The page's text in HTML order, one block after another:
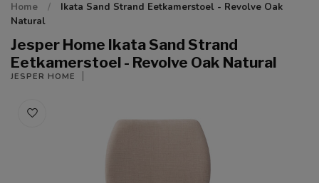
Home /
Ikata Sand Strand Eetkamerstoel - Revolve Oak
Natural
Jesper Home Ikata Sand Strand
Eetkamerstoel - Revolve Oak Natural
JESPER HOME